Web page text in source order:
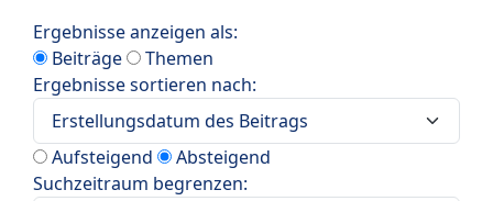
Ergebnisse anzeigen als:
Beiträge
Themen
Ergebnisse sortieren nach:
Aufsteigend
Absteigend
Suchzeitraum begrenzen: